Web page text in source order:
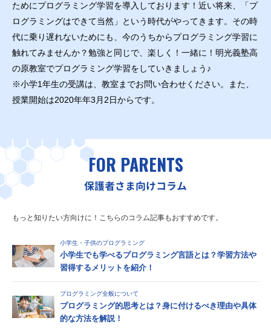
ためにプログラミング学習を導入しております！近い将来、「プ
ログラミングはできて当然」という時代がやってきます。その時
代に乗り遅れないためにも、今のうちからプログラミング学習に
触れてみませんか？勉強と同じで、楽しく！一緒に！明光義塾高
の原教室でプログラミング学習をしていきましょう♪
※小学1年生の受講は、教室までお問い合わせください。また、
授業開始は2020年年3月2日からです。
FOR PARENTS
保護者さま向けコラム
もっと知りたい方向けに！こちらのコラム記事もおすすめです。
小学生・子供のプログラミング
小学生でも学べるプログラミング言語とは？学習方法や
習得するメリットを紹介！
プログラミング全般について
プログラミング的思考とは？身に付けるべき理由や具体
的な方法を解説！